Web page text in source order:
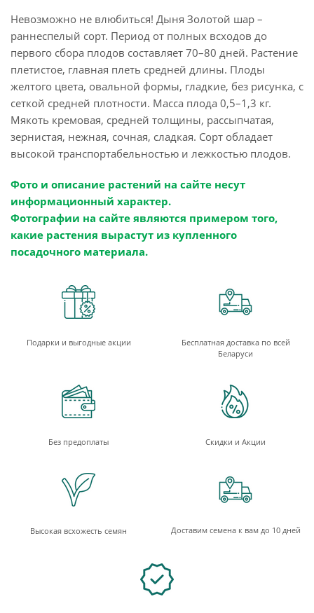
Невозможно не влюбиться! Дыня Золотой шар –
раннеспелый сорт. Период от полных всходов до
первого сбора плодов составляет 70–80 дней. Растение
плетистое, главная плеть средней длины. Плоды
желтого цвета, овальной формы, гладкие, без рисунка, с
сеткой средней плотности. Масса плода 0,5–1,3 кг.
Мякоть кремовая, средней толщины, рассыпчатая,
зернистая, нежная, сочная, сладкая. Сорт обладает
высокой транспортабельностью и лежкостью плодов.
Фото и описание растений на сайте несут
информационный характер.
Фотографии на сайте являются примером того,
какие растения вырастут из купленного
посадочного материала.
Подарки и выгодные акции
Бесплатная доставка по всей
Беларуси
Без предоплаты Скидки и Акции
Высокая всхожесть семян Доставим семена к вам до 10 дней